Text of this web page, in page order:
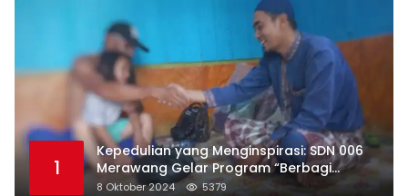
1
Kepedulian yang Menginspirasi: SDN 006
Merawang Gelar Program “Berbagi
Segenggam Beras”
8 Oktober 2024 5379